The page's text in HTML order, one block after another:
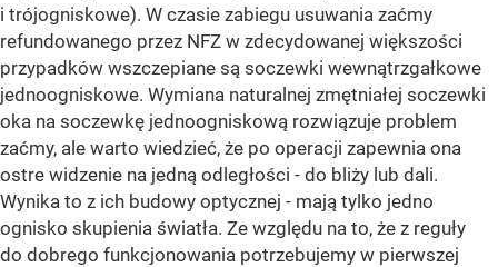
i trójogniskowe). W czasie zabiegu usuwania zaćmy
refundowanego przez NFZ w zdecydowanej większości
przypadków wszczepiane są soczewki wewnątrzgałkowe
jednoogniskowe. Wymiana naturalnej zmętniałej soczewki
oka na soczewkę jednoogniskową rozwiązuje problem
zaćmy, ale warto wiedzieć, że po operacji zapewnia ona
ostre widzenie na jedną odległości - do bliży lub dali.
Wynika to z ich budowy optycznej - mają tylko jedno
ognisko skupienia światła. Ze względu na to, że z reguły
do dobrego funkcjonowania potrzebujemy w pierwszej